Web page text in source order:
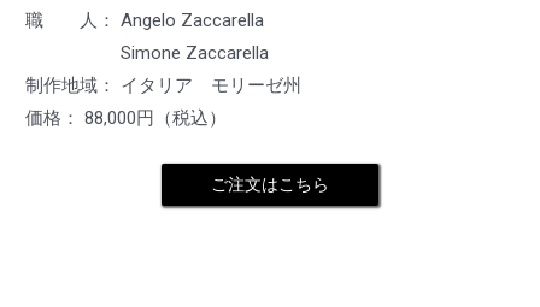
職 人： Angelo Zaccarella
Simone Zaccarella
制作地域： イタリア モリーゼ州
価格： 88,000円（税込）
ご注文はこちら